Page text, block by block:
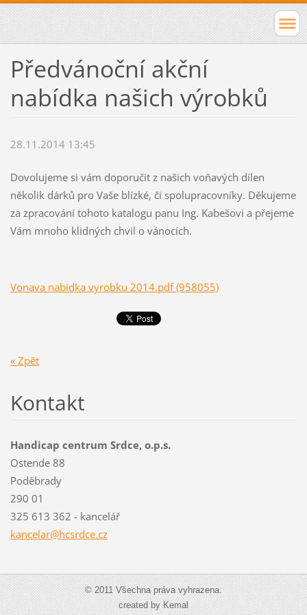
Předvánoční akční
nabídka našich výrobků
28.11.2014 13:45
Dovolujeme si vám doporučit z našich voňavých dílen
několik dárků pro Vaše blízké, či spolupracovníky. Děkujeme
za zpracování tohoto katalogu panu Ing. Kabešovi a přejeme
Vám mnoho klidných chvil o vánocích.
Vonava nabidka vyrobku 2014.pdf (958055)
« Zpět
Kontakt
Handicap centrum Srdce, o.p.s.
Ostende 88
Poděbrady
290 01
325 613 362 - kancelář
kancelar@hcsrdce.cz
© 2011 Všechna práva vyhrazena.
created by Kemal